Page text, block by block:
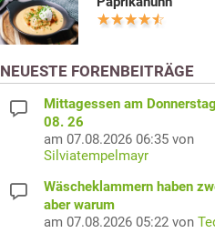
NEUESTE FORENBEITRÄGE
Mittagessen am
08. 26
am 07.08.2026 06:35 von
Silviatempelmayr
Wäscheklammern haben
aber warum
am 07.08.2026 05:22 von